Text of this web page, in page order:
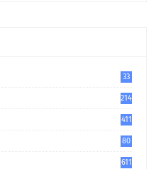
33
214
411
80
611